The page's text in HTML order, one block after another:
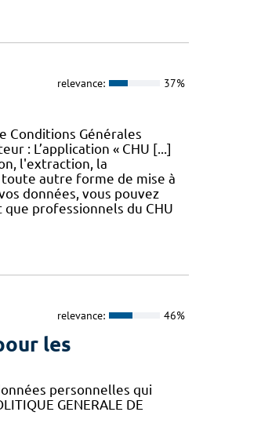
relevance: 37%
Conditions Générales
: L’application « CHU [...]
l'extraction, la
autre forme de mise à
données, vous pouvez
professionnels du CHU
relevance: 46%
les
personnelles qui
GENERALE DE